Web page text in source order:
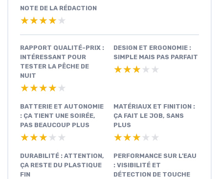
NOTE DE LA RÉDACTION
★★★★★
★★★★★
RAPPORT QUALITÉ-PRIX :
INTÉRESSANT POUR
TESTER LA PÊCHE DE
NUIT
★★★★★
★★★★★
DESIGN ET ERGONOMIE :
SIMPLE MAIS PAS PARFAIT
★★★★★
★★★★★
BATTERIE ET AUTONOMIE
: ÇA TIENT UNE SOIRÉE,
PAS BEAUCOUP PLUS
★★★★★
★★★★★
MATÉRIAUX ET FINITION :
ÇA FAIT LE JOB, SANS
PLUS
★★★★★
★★★★★
DURABILITÉ : ATTENTION,
ÇA RESTE DU PLASTIQUE
FIN
PERFORMANCE SUR L’EAU
: VISIBILITÉ ET
DÉTECTION DE TOUCHE